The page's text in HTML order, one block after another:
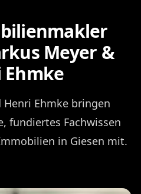
Meyer &
Ehmke bringen
fundiertes Fachwissen
in Giesen mit.